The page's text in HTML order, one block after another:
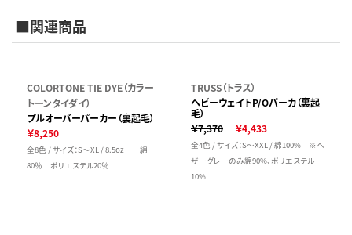
■関連商品
COLORTONE TIE DYE（カラー
トーンタイダイ）
プルオーバーパーカー（裏起毛）
￥8,250
全8色 / サイズ：S～XL / 8.5oz 綿
80％ ポリエステル20％
TRUSS（トラス）
ヘビーウェイトP/Oパーカ（裏起
毛）
￥7,370
￥4,433
全4色 / サイズ：S～XXL / 綿100% ※ヘ
ザーグレーのみ綿90%、ポリエステル
10%